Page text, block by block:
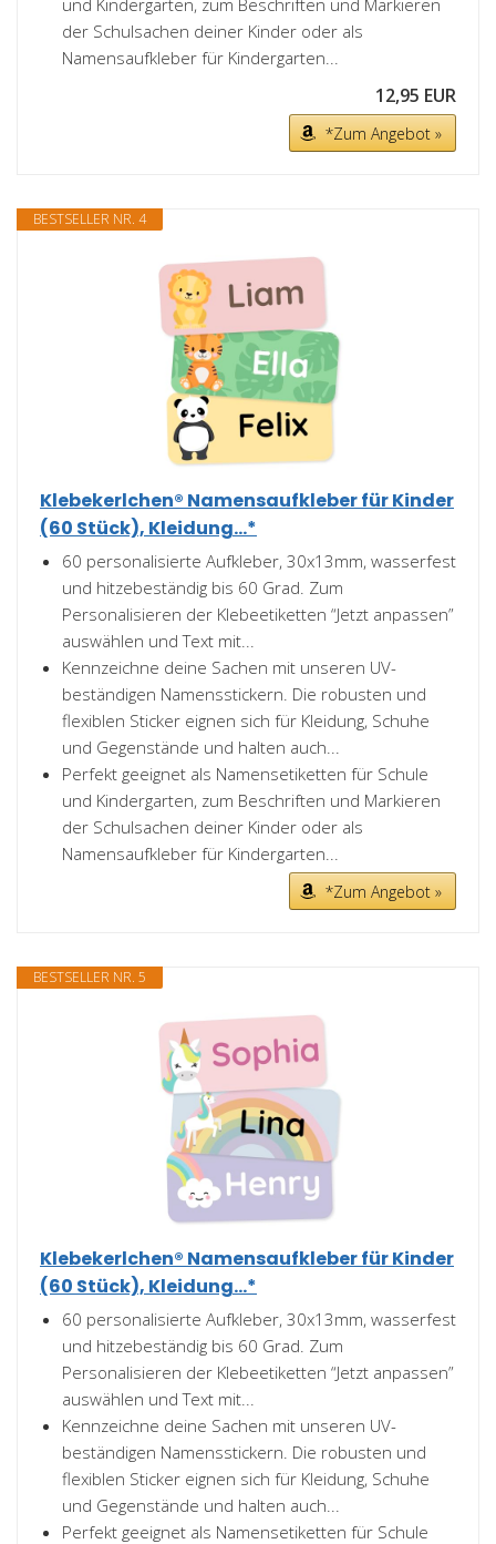
und Kindergarten, zum Beschriften und Markieren
der Schulsachen deiner Kinder oder als
Namensaufkleber für Kindergarten...
12,95 EUR
*Zum Angebot »
BESTSELLER NR. 4
Klebekerlchen® Namensaufkleber für Kinder
(60 Stück), Kleidung...*
60 personalisierte Aufkleber, 30x13mm, wasserfest
und hitzebeständig bis 60 Grad. Zum
Personalisieren der Klebeetiketten “Jetzt anpassen”
auswählen und Text mit...
Kennzeichne deine Sachen mit unseren UV-
beständigen Namensstickern. Die robusten und
flexiblen Sticker eignen sich für Kleidung, Schuhe
und Gegenstände und halten auch...
Perfekt geeignet als Namensetiketten für Schule
und Kindergarten, zum Beschriften und Markieren
der Schulsachen deiner Kinder oder als
Namensaufkleber für Kindergarten...
*Zum Angebot »
BESTSELLER NR. 5
Klebekerlchen® Namensaufkleber für Kinder
(60 Stück), Kleidung...*
60 personalisierte Aufkleber, 30x13mm, wasserfest
und hitzebeständig bis 60 Grad. Zum
Personalisieren der Klebeetiketten “Jetzt anpassen”
auswählen und Text mit...
Kennzeichne deine Sachen mit unseren UV-
beständigen Namensstickern. Die robusten und
flexiblen Sticker eignen sich für Kleidung, Schuhe
und Gegenstände und halten auch...
Perfekt geeignet als Namensetiketten für Schule